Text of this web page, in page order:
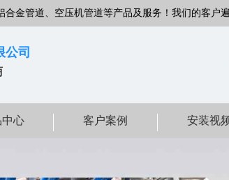
金管道、空压机管道等产品及服务！我们的客户
司
心 客户案例 安装视